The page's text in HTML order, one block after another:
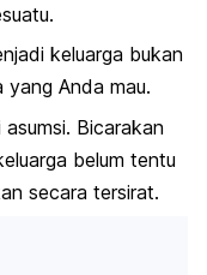
keluarga bukan
Anda mau.
Bicarakan
belum tentu
secara tersirat.